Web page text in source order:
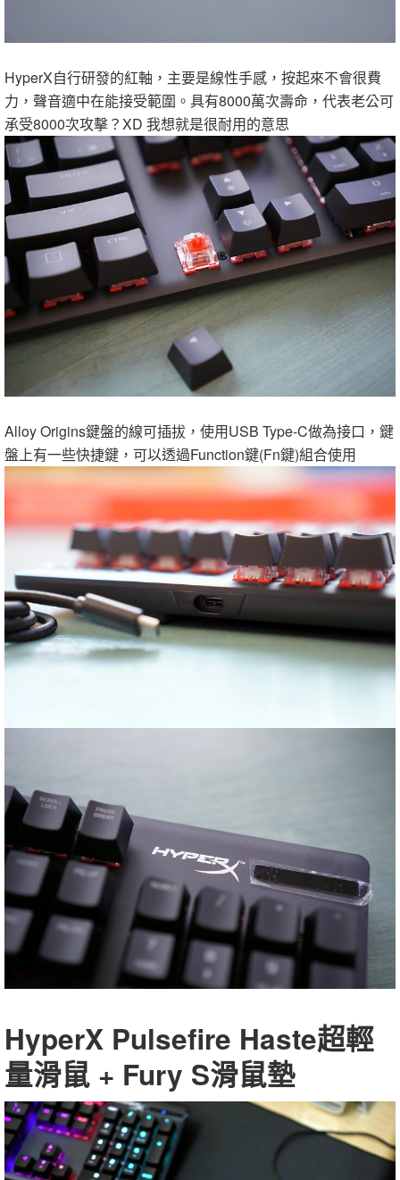
HyperX自行研發的紅軸，主要是線性手感，按起來不會很費
力，聲音適中在能接受範圍。具有8000萬次壽命，代表老公可
承受8000次攻擊？XD 我想就是很耐用的意思
Alloy Origins鍵盤的線可插拔，使用USB Type-C做為接口，鍵
盤上有一些快捷鍵，可以透過Function鍵(Fn鍵)組合使用
HyperX Pulsefire Haste超輕
量滑鼠 + Fury S滑鼠墊